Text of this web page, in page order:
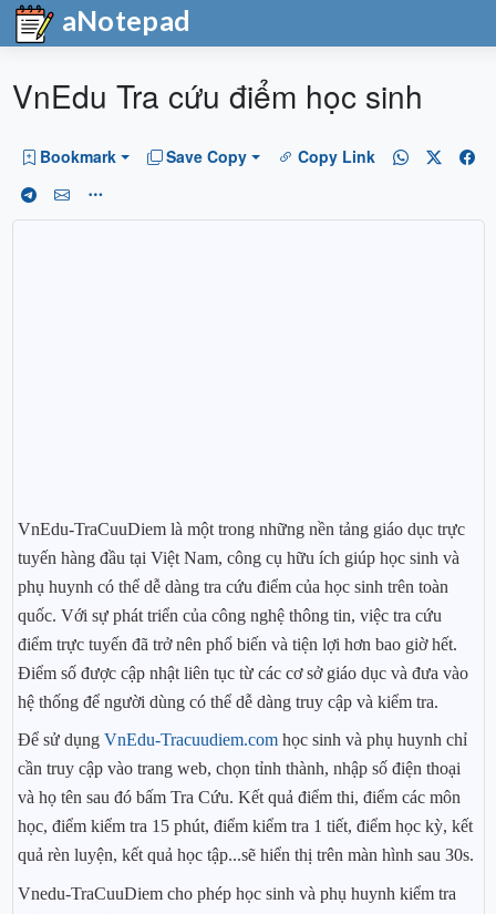
aNotepad
VnEdu Tra cứu điểm học sinh
Bookmark Save Copy Copy Link
VnEdu-TraCuuDiem là một trong những nền tảng giáo dục trực
tuyến hàng đầu tại Việt Nam, công cụ hữu ích giúp học sinh và
phụ huynh có thể dễ dàng tra cứu điểm của học sinh trên toàn
quốc. Với sự phát triển của công nghệ thông tin, việc tra cứu
điểm trực tuyến đã trở nên phổ biến và tiện lợi hơn bao giờ hết.
Điểm số được cập nhật liên tục từ các cơ sở giáo dục và đưa vào
hệ thống để người dùng có thể dễ dàng truy cập và kiểm tra.
Để sử dụng VnEdu-Tracuudiem.comhọc sinh và phụ huynh chỉ
cần truy cập vào trang web, chọn tỉnh thành, nhập số điện thoại
và họ tên sau đó bấm Tra Cứu. Kết quả điểm thi, điểm các môn
học, điểm kiểm tra 15 phút, điểm kiểm tra 1 tiết, điểm học kỳ, kết
quả rèn luyện, kết quả học tập...sẽ hiển thị trên màn hình sau 30s.
Vnedu-TraCuuDiem cho phép học sinh và phụ huynh kiểm tra